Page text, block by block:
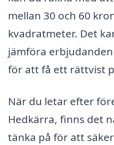
mellan 30 och 60
kvadratmeter. Det
jämföra
för att få ett rättvist
När du letar efter
Hedkärra, finns det
tänka på för att